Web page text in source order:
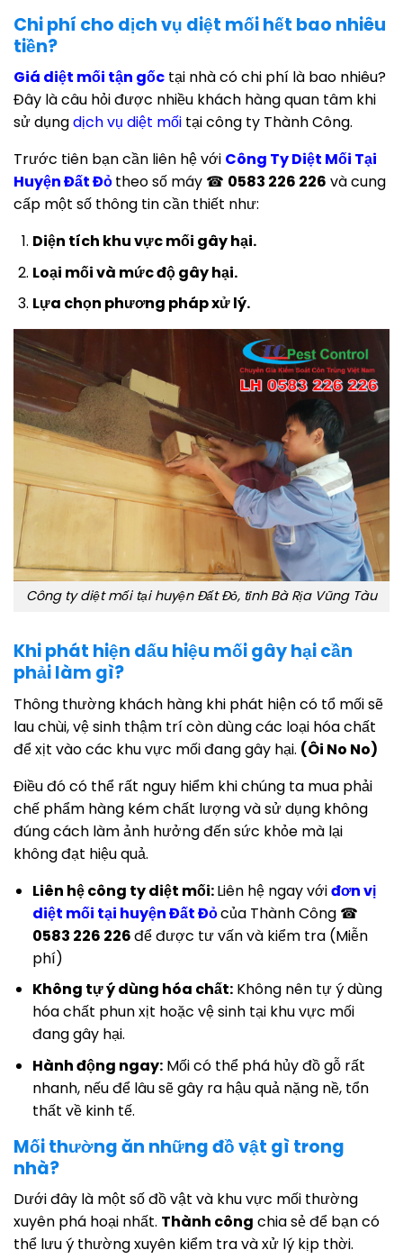
Chi phí cho dịch vụ diệt mối hết bao nhiêu
tiền?
Giá diệt mối tận gốc tại nhà có chi phí là bao nhiêu?
Đây là câu hỏi được nhiều khách hàng quan tâm khi
sử dụngdịch vụ diệt mối tại công ty Thành Công.
Trước tiên bạn cần liên hệ với Công TyDiệt Mối Tại
Huyện Đất Đỏtheo số máy ☎ 0583 226 226 và cung
cấp một số thông tin cần thiết như:
Diện tích khu vực mối gây hại.
Loại mối và mức độ gây hại.
Lựa chọn phương pháp xử lý.
Công ty diệt mối tại huyện Đất Đỏ, tỉnh Bà Rịa Vũng Tàu
Khi phát hiện dấu hiệu mối gây hại cần
phải làm gì?
Thông thường khách hàng khi phát hiện có tổ mối sẽ
lau chùi, vệ sinh thậm trí còn dùng các loại hóa chất
để xịt vào các khu vực mối đang gây hại. (Ôi No No)
Điều đó có thể rất nguy hiểm khi chúng ta mua phải
chế phẩm hàng kém chất lượng và sử dụng không
đúng cách làm ảnh hưởng đến sức khỏe mà lại
không đạt hiệu quả.
Liên hệ công ty diệt mối:Liên hệ ngay vớiđơn vị
diệt mối tại huyện Đất Đỏcủa Thành Công ☎
0583 226 226để được tư vấn và kiểm tra (Miễn
phí)
Không tự ý dùng hóa chất:Không nên tự ý dùng
hóa chất phun xịt hoặc vệ sinh tại khu vực mối
đang gây hại.
Hành động ngay:Mối có thể phá hủy đồ gỗ rất
nhanh, nếu để lâu sẽ gây ra hậu quả nặng nề, tổn
thất về kinh tế.
Mối thường ăn những đồ vật gì trong
nhà?
Dưới đây là một số đồ vật và khu vực mối thường
xuyên phá hoại nhất. Thành công chia sẻ để bạn có
thể lưu ý thường xuyên kiểm tra và xử lý kịp thời.